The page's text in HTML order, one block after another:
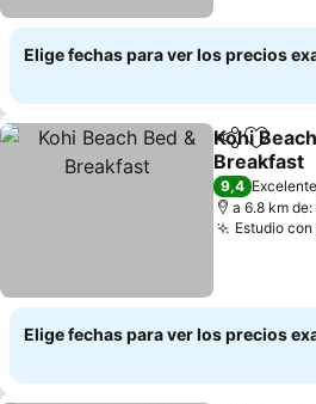
Elige fechas para ver los precios
Compartir
Kohi
Breakfast
Ver precios
9,4 Excelente
a 6.8 km
Estudio
Elige fechas para ver los precios